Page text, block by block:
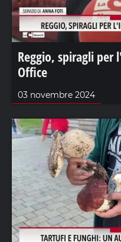
Reggio, spiragli
Office
03 novembre 2024